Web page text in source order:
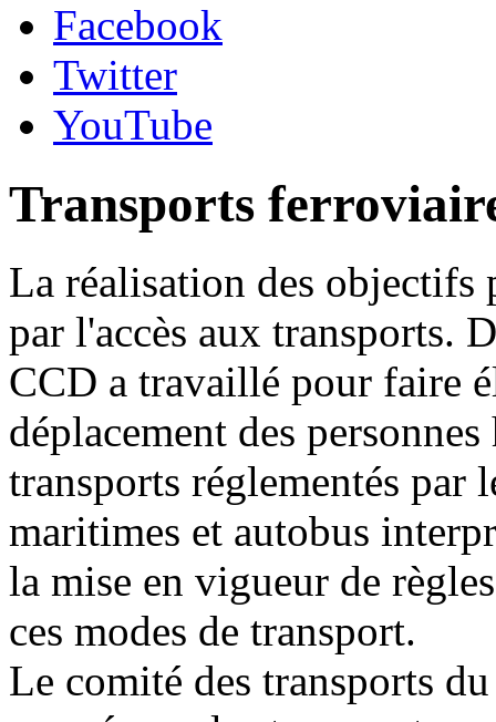
Facebook
Twitter
YouTube
Transports
La réalisation des objectifs
par l'accès aux transports.
CCD a travaillé pour faire
déplacement des
transports réglementés par
maritimes et autobus
la mise en vigueur de
ces modes de transport.
Le comité des transports